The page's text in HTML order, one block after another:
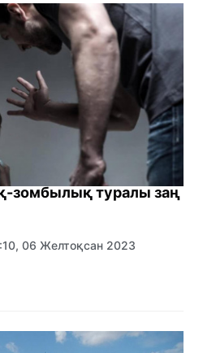
зомбылық туралы заң
06 Желтоқсан 2023